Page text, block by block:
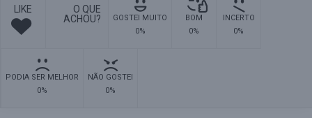
LIKE
O QUE
ACHOU?
GOSTEI MUITO
0%
BOM
0%
INCERTO
0%
PODIA SER MELHOR
0%
NÃO GOSTEI
0%